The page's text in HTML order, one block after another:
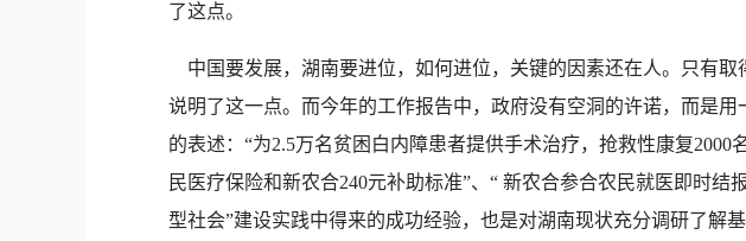
了这点。
中国要发展，湖南要进位，如何进位，关键的因素还在人。只有
说明了这一点。而今年的工作报告中，政府没有空洞的许诺，而是
的表述：“为2.5万名贫困白内障患者提供手术治疗，抢救性康复
民医疗保险和新农合240元补助标准”、“ 新农合参合农民就医即时
型社会”建设实践中得来的成功经验，也是对湖南现状充分调研了解